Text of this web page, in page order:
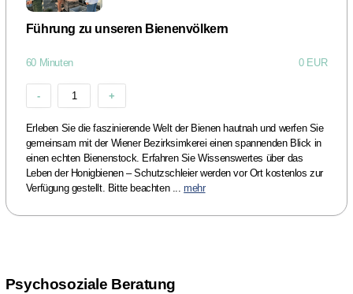
Führung zu unseren Bienenvölkern
60 Minuten 0 EUR
- 1 +
Erleben Sie die faszinierende Welt der Bienen hautnah und werfen Sie
gemeinsam mit der Wiener Bezirksimkerei einen spannenden Blick in
einen echten Bienenstock. Erfahren Sie Wissenswertes über das
Leben der Honigbienen – Schutzschleier werden vor Ort kostenlos zur
Verfügung gestellt. Bitte beachten ...mehr
Psychosoziale Beratung